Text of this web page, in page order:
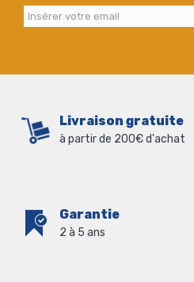
Livraison gratuite
à partir de 200€ d'achat
Garantie
2 à 5 ans